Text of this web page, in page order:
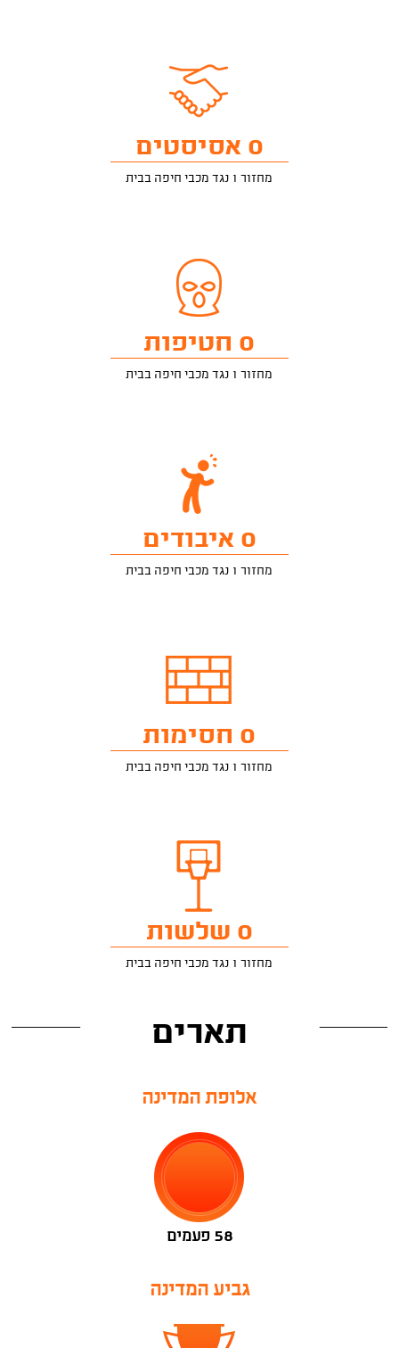
0 אסיסטים
מחזור 1 נגד מכבי חיפה בבית
0 חטיפות
מחזור 1 נגד מכבי חיפה בבית
0 איבודים
מחזור 1 נגד מכבי חיפה בבית
0 חסימות
מחזור 1 נגד מכבי חיפה בבית
0 שלשות
מחזור 1 נגד מכבי חיפה בבית
תארים
אלופת המדינה
58 פעמים
גביע המדינה